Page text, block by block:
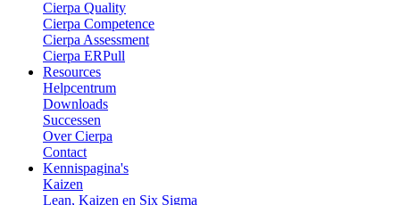
Cierpa Quality
Cierpa Competence
Cierpa Assessment
Cierpa ERPull
Resources
Helpcentrum
Downloads
Successen
Over Cierpa
Contact
Kennispagina's
Kaizen
Lean, Kaizen en Six Sigma